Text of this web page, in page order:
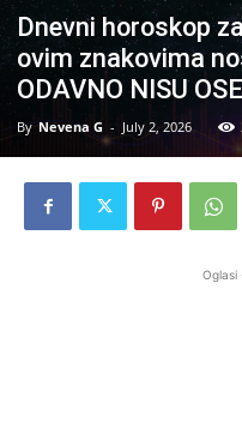
Dnevni horoskop
ovim znakovima
ODAVNO NISU
By Nevena G - July 2, 2026
Oglasi